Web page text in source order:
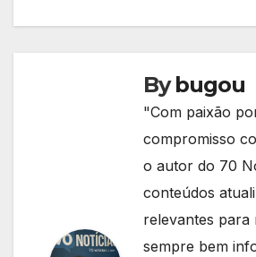
Bybugou
"Com paixão
compromisso
o autor do 70
conteúdos
relevantes para
sempre bem